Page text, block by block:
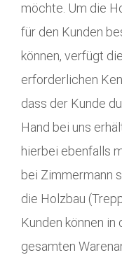
möchte. Um die
für den Kunden
können, verfügt
erforderlichen
dass der Kunde
Hand bei uns
hierbei ebenfalls
bei Zimmermann
die Holzbau
Kunden können in
gesamten